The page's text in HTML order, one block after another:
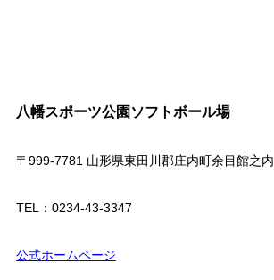
八幡スポーツ公園ソフトボール場
〒999-7781 山形県東田川郡庄内町余目館之内
TEL：0234-43-3347
公式ホームページ